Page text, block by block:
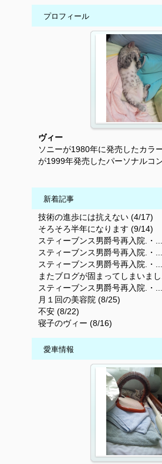
プロフィール
ヴィー
ソニーが1980年に発売したカラ
が1999年発売したパーソナルコ
新着記事
技術の進歩には抗えない (4/17)
そろそろ半年になります (9/14)
スティーブンス男爵号再入院.・
スティーブンス男爵号再入院.・
スティーブンス男爵号再入院.・
またブログが固まってしまいま
スティーブンス男爵号再入院.・
月１回の美容院 (8/25)
不安 (8/22)
寝子のヴィー (8/16)
愛車情報